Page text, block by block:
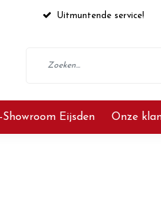
Uitmuntende service!
Showroom Eijsden Onze